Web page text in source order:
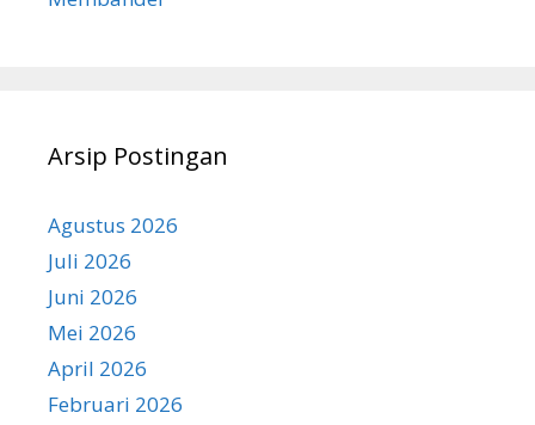
Arsip Postingan
Agustus 2026
Juli 2026
Juni 2026
Mei 2026
April 2026
Februari 2026